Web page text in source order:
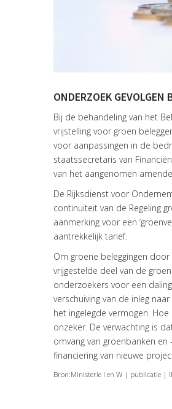
ONDERZOEK GEVOLGEN
Bij de behandeling van het
vrijstelling voor groen
voor aanpassingen in de
staatssecretaris van
van het aangenomen
De Rijksdienst voor
continuïteit van de Regeling
aanmerking voor een
aantrekkelijk tarief.
Om groene beleggingen
vrijgestelde deel van de
onderzoekers voor een
verschuiving van de inleg
het ingelegde vermogen.
onzeker. De verwachting is
omvang van groenbanken
financiering van nieuwe
Bron:Ministerie I en W | publicatie